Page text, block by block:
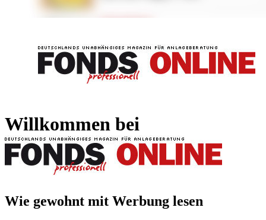
Willkommen bei
Wie gewohnt mit Werbung lesen